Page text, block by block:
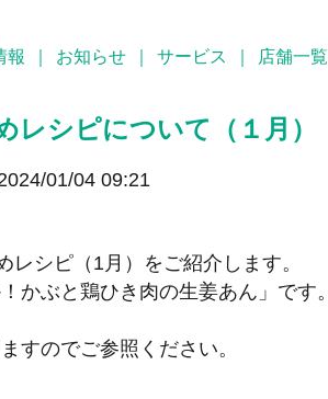
報
お知らせ サービス 店舗一覧
レシピについて（１月）
01/04 09:21
シピ（1月）をご紹介します。
ぶと鶏ひき肉の生姜あん」です。
すのでご参照ください。